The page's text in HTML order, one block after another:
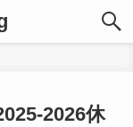
2026休